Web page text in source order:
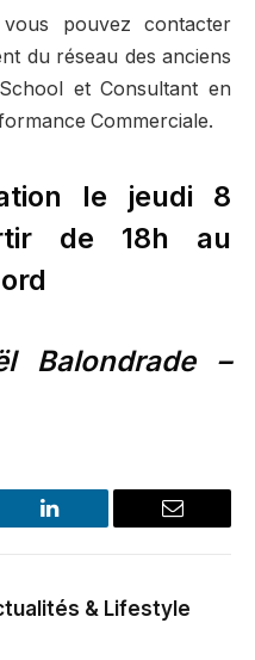
pouvez contacter
du réseau des anciens
et Consultant en
Commerciale.
le jeudi 8
de 18h au
Balondrade –
LinkedIn Email
& Lifestyle